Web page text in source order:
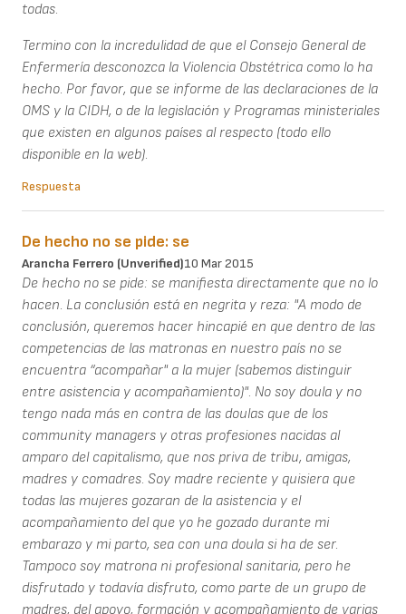
todas.
Termino con la incredulidad de que el Consejo General de
Enfermería desconozca la Violencia Obstétrica como lo ha
hecho. Por favor, que se informe de las declaraciones de la
OMS y la CIDH, o de la legislación y Programas ministeriales
que existen en algunos países al respecto (todo ello
disponible en la web).
Respuesta
De hecho no se pide: se
Arancha Ferrero (unverified)10 Mar 2015
De hecho no se pide: se manifiesta directamente que no lo
hacen. La conclusión está en negrita y reza: "A modo de
conclusión, queremos hacer hincapié en que dentro de las
competencias de las matronas en nuestro país no se
encuentra “acompañar" a la mujer (sabemos distinguir
entre asistencia y acompañamiento)". No soy doula y no
tengo nada más en contra de las doulas que de los
community managers y otras profesiones nacidas al
amparo del capitalismo, que nos priva de tribu, amigas,
madres y comadres. Soy madre reciente y quisiera que
todas las mujeres gozaran de la asistencia y el
acompañamiento del que yo he gozado durante mi
embarazo y mi parto, sea con una doula si ha de ser.
Tampoco soy matrona ni profesional sanitaria, pero he
disfrutado y todavía disfruto, como parte de un grupo de
madres, del apoyo, formación y acompañamiento de varias